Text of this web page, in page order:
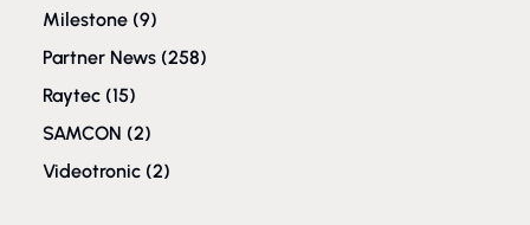
Milestone (9)
Partner News (258)
Raytec (15)
SAMCON (2)
Videotronic (2)